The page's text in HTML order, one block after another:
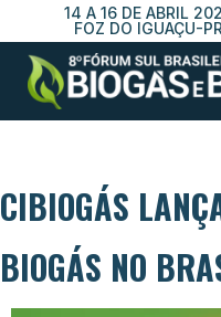
14 A 16 DE ABRIL
FOZ DO IGUAÇU-PR
CIBIOGÁS
BIOGÁS NO